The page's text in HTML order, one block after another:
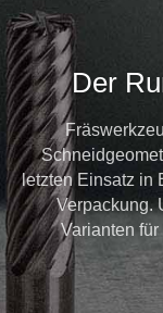
Der
letzten Einsatz in
Verpackung.
Varianten